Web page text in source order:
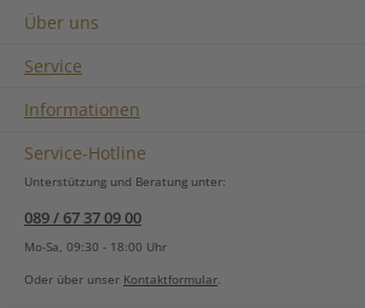
Über uns
Service
Informationen
Service-Hotline
Unterstützung und Beratung unter:
089 / 67 37 09 00
Mo-Sa, 09:30 - 18:00 Uhr
Oder über unser Kontaktformular.